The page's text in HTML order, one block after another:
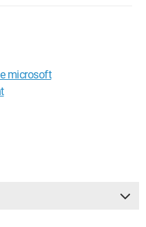
plus facilement:
microsoft